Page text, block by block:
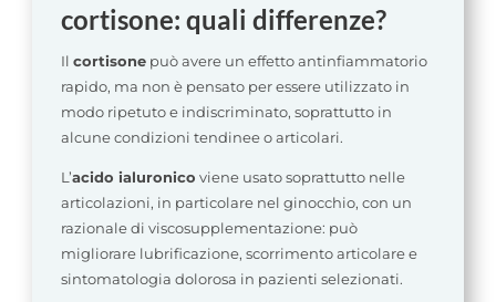
cortisone: quali differenze?
Il cortisonepuò avere un effetto antinfiammatorio
rapido, ma non è pensato per essere utilizzato in
modo ripetuto e indiscriminato, soprattutto in
alcune condizioni tendinee o articolari.
L’acido ialuronico viene usato soprattutto nelle
articolazioni, in particolare nel ginocchio, con un
razionale di viscosupplementazione: può
migliorare lubrificazione, scorrimento articolare e
sintomatologia dolorosa in pazienti selezionati.